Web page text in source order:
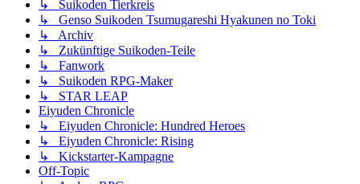
↳ Suikoden Tierkreis
↳ Genso Suikoden Tsumugareshi Hyakunen no Toki
↳ Archiv
↳ Zukünftige Suikoden-Teile
↳ Fanwork
↳ Suikoden RPG-Maker
↳ STAR LEAP
Eiyuden Chronicle
↳ Eiyuden Chronicle: Hundred Heroes
↳ Eiyuden Chronicle: Rising
↳ Kickstarter-Kampagne
Off-Topic